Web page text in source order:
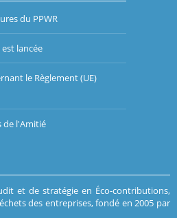
du PPWR
est lancée
le Règlement (UE)
de l'Amitié
et de stratégie en Éco-contributions,
des entreprises, fondé en 2005 par